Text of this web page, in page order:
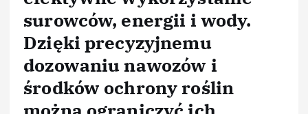
surowców, energii i wody.
Dzięki precyzyjnemu
dozowaniu nawozów i
środków ochrony roślin